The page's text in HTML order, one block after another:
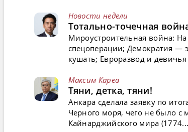
Новости недели
Тотально-точечная
Мироустроительная война:
спецоперации; Демократия —
кушать; Евроразвод и
Максим Карев
Тяни, детка, тяни!
Анкара сделала заявку по
Черного моря, чего не было с
Кайнарджийского мира (1774...